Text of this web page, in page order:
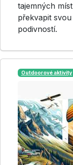
tajemných
překvapit
podivností.
Outdoorové aktivity